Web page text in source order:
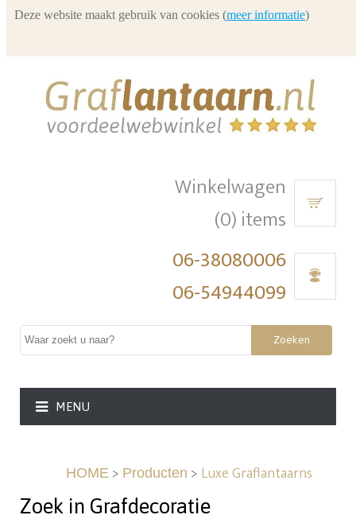
Winkelwagen
(0) items
06-38080006
06-54944099
Zoeken
MENU
HOME> Producten > Luxe Graflantaarns
Zoek in Grafdecoratie
Deze website maakt gebruik van cookies (meer informatie)